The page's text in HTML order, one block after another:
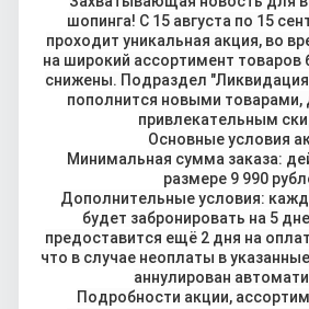
шопинга! С 15 августа по 15
проходит уникальная акция, во
на широкий ассортимент товаров
снижены. Подраздел
пополнится новыми товарами,
привлекательным
Основные условия
Минимальная сумма заказа:
размере 9 990
Дополнительные условия:
будет забронировать на 5
предоставится ещё 2 дня на
что в случае неоплаты в
аннулирован
Подробности акции,